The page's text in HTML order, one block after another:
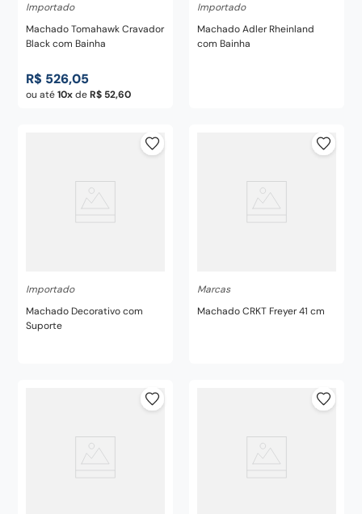
Importado
Machado Tomahawk Cravador
Black com Bainha
R$ 526,05
ou até10 deR$ 52,60
Importado
Machado Adler Rheinland
com Bainha
Importado
Machado Decorativo com
Suporte
Marcas
Machado CRKT Freyer 41 cm